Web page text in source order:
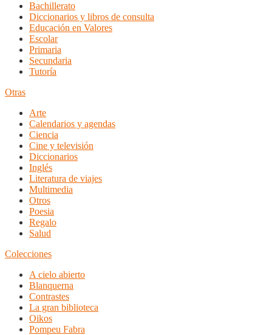
Bachillerato
Diccionarios y libros de consulta
Educación en Valores
Escolar
Primaria
Secundaria
Tutoría
Otras
Arte
Calendarios y agendas
Ciencia
Cine y televisión
Diccionarios
Inglés
Literatura de viajes
Multimedia
Otros
Poesia
Regalo
Salud
Colecciones
A cielo abierto
Blanquerna
Contrastes
La gran biblioteca
Oikos
Pompeu Fabra